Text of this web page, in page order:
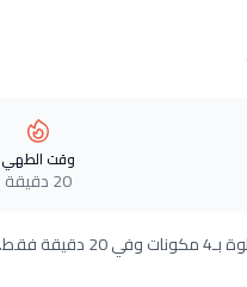
وقت الطهي
20 دقيقة